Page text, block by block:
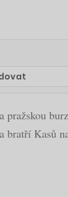
bratří Kasů